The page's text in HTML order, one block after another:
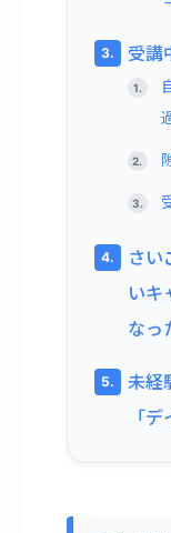
受講
さい
いキ
なっ
未経
「